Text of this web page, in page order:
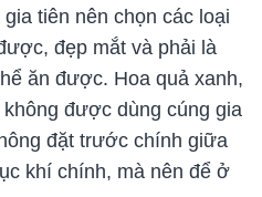
tiên nên chọn các loại
đẹp mắt và phải là
ăn được. Hoa quả xanh,
được dùng cúng gia
đặt trước chính giữa
khí chính, mà nên để ở